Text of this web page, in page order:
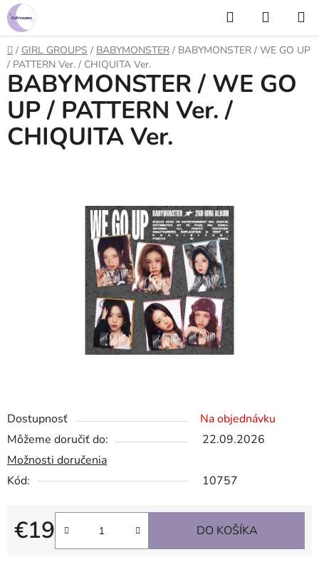
Prejsť
na
obsah
Hľadať
KOŠÍK
Domov
/ GIRL GROUPS / BABYMONSTER / BABYMONSTER / WE GO UP
/ PATTERN Ver. / CHIQUITA Ver.
Dostupnosť
Na objednávku
Môžeme doručiť do:
22.09.2026
Možnosti doručenia
Kód:
10757
€19
Jednotková cena:
DO KOŠÍKA
BABYMONSTER / WE GO
UP / PATTERN Ver. /
CHIQUITA Ver.